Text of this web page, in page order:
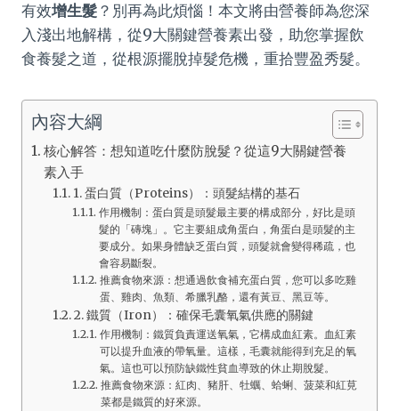
有效增生髮？別再為此煩惱！本文將由營養師為您深
入淺出地解構，從9大關鍵營養素出發，助您掌握飲
食養髮之道，從根源擺脫掉髮危機，重拾豐盈秀髮。
內容大綱
核心解答：想知道吃什麼防脫髮？從這9大關鍵營養
素入手
1. 蛋白質（Proteins）：頭髮結構的基石
作用機制：蛋白質是頭髮最主要的構成部分，好比是頭
髮的「磚塊」。它主要組成角蛋白，角蛋白是頭髮的主
要成分。如果身體缺乏蛋白質，頭髮就會變得稀疏，也
會容易斷裂。
推薦食物來源：想通過飲食補充蛋白質，您可以多吃雞
蛋、雞肉、魚類、希臘乳酪，還有黃豆、黑豆等。
2. 鐵質（Iron）：確保毛囊氧氣供應的關鍵
作用機制：鐵質負責運送氧氣，它構成血紅素。血紅素
可以提升血液的帶氧量。這樣，毛囊就能得到充足的氧
氣。這也可以預防缺鐵性貧血導致的休止期脫髮。
推薦食物來源：紅肉、豬肝、牡蠣、蛤蜊、菠菜和紅莧
菜都是鐵質的好來源。